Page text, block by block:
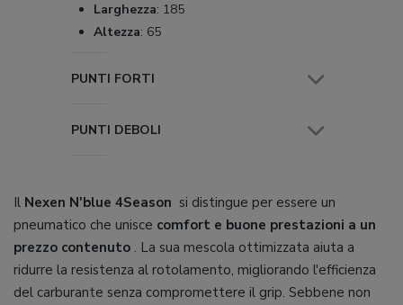
Larghezza: 185
Altezza: 65
PUNTI FORTI
PUNTI DEBOLI
Il Nexen N'blue 4Season si distingue per essere un
pneumatico che unisce comfort e buone prestazioni a un
prezzo contenuto . La sua mescola ottimizzata aiuta a
ridurre la resistenza al rotolamento, migliorando l'efficienza
del carburante senza compromettere il grip. Sebbene non